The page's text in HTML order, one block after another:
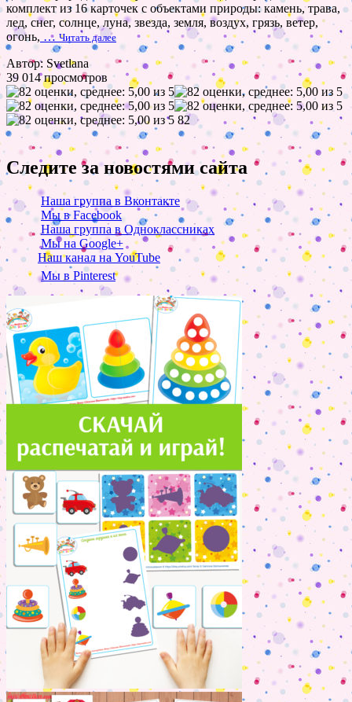
комплект из 16 карточек с объектами природы: камень, трава,
лед, снег, солнце, луна, звезда, земля, воздух, грязь, ветер,
огонь, … Читать далее
Автор: Svetlana
39 014 просмотров
82
Следите за новостями сайта
Наша группа в Вконтакте
Мы в Facebook
Наша группа в Одноклассниках
Мы на Google+
Наш канал на YouTube
Мы в Pinterest